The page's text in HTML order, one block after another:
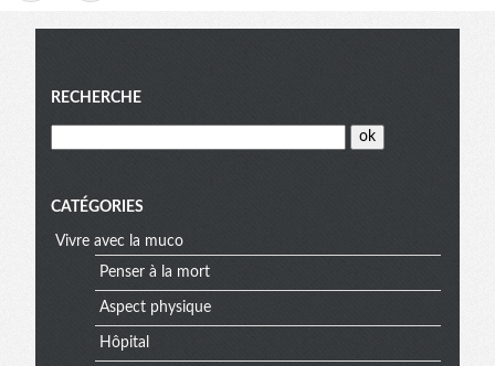
Menu
RECHERCHE
CATÉGORIES
Vivre avec la muco
Penser à la mort
Aspect physique
Hôpital